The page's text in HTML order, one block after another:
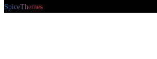
SpiceThemes